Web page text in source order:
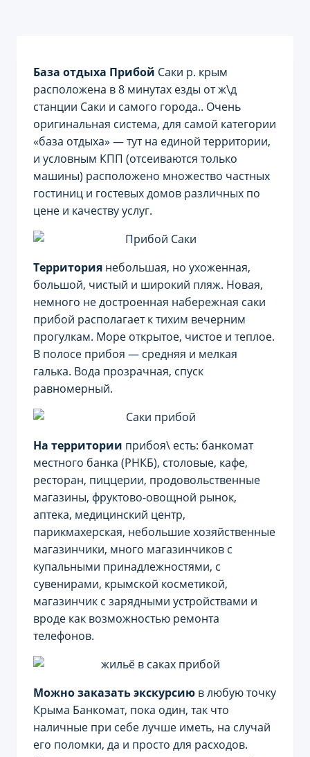
База отдыха Прибой Саки р. крым
расположена в 8 минутах езды от ж\д
станции Саки и самого города.. Очень
оригинальная система, для самой категории
«база отдыха» — тут на единой территории,
и условным КПП (отсеиваются только
машины) расположено множество частных
гостиниц и гостевых домов различных по
цене и качеству услуг.
Территория небольшая, но ухоженная,
большой, чистый и широкий пляж. Новая,
немного не достроенная набережная саки
прибой располагает к тихим вечерним
прогулкам. Море открытое, чистое и теплое.
В полосе прибоя — средняя и мелкая
галька. Вода прозрачная, спуск
равномерный.
На территории прибоя\ есть: банкомат
местного банка (РНКБ), столовые, кафе,
ресторан, пиццерии, продовольственные
магазины, фруктово-овощной рынок,
аптека, медицинский центр,
парикмахерская, небольшие хозяйственные
магазинчики, много магазинчиков с
купальными принадлежностями, с
сувенирами, крымской косметикой,
магазинчик с зарядными устройствами и
вроде как возможностью ремонта
телефонов.
Можно заказать экскурсию в любую точку
Крыма Банкомат, пока один, так что
наличные при себе лучше иметь, на случай
его поломки, да и просто для расходов.